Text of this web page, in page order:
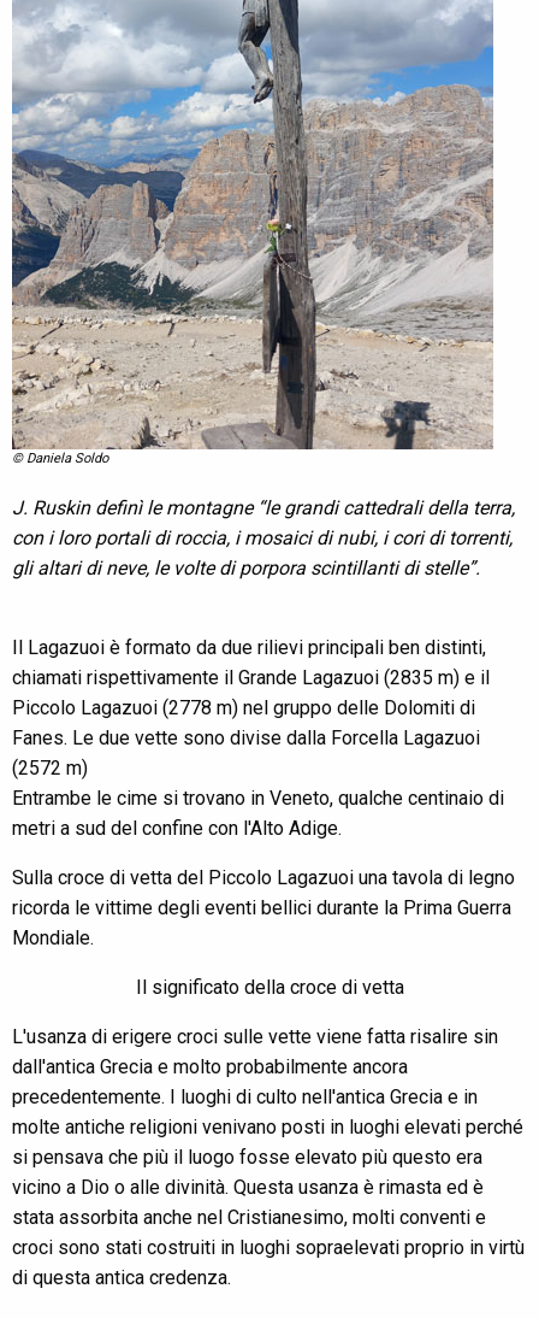
© Daniela Soldo
J. Ruskin definì le montagne “le grandi cattedrali della terra,
con i loro portali di roccia, i mosaici di nubi, i cori di torrenti,
gli altari di neve, le volte di porpora scintillanti di stelle”.
Il Lagazuoi è formato da due rilievi principali ben distinti,
chiamati rispettivamente il Grande Lagazuoi (2835 m) e il
Piccolo Lagazuoi (2778 m) nel gruppo delle Dolomiti di
Fanes. Le due vette sono divise dalla Forcella Lagazuoi
(2572 m)
Entrambe le cime si trovano in Veneto, qualche centinaio di
metri a sud del confine con l'Alto Adige.
Sulla croce di vetta del Piccolo Lagazuoi una tavola di legno
ricorda le vittime degli eventi bellici durante la Prima Guerra
Mondiale.
Il significato della croce di vetta
L'usanza di erigere croci sulle vette viene fatta risalire sin
dall'antica Grecia e molto probabilmente ancora
precedentemente. I luoghi di culto nell'antica Grecia e in
molte antiche religioni venivano posti in luoghi elevati perché
si pensava che più il luogo fosse elevato più questo era
vicino a Dio o alle divinità. Questa usanza è rimasta ed è
stata assorbita anche nel Cristianesimo, molti conventi e
croci sono stati costruiti in luoghi sopraelevati proprio in virtù
di questa antica credenza.